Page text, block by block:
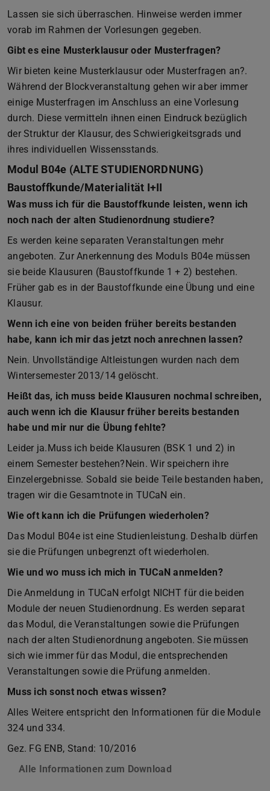
Lassen sie sich überraschen. Hinweise werden immer
vorab im Rahmen der Vorlesungen gegeben.
Gibt es eine Musterklausur oder Musterfragen?
Wir bieten keine Musterklausur oder Musterfragen an?.
Während der Blockveranstaltung gehen wir aber immer
einige Musterfragen im Anschluss an eine Vorlesung
durch. Diese vermitteln ihnen einen Eindruck bezüglich
der Struktur der Klausur, des Schwierigkeitsgrads und
ihres individuellen Wissensstands.
Modul B04e (ALTE STUDIENORDNUNG)
Baustoffkunde/Materialität I+II
Was muss ich für die Baustoffkunde leisten, wenn ich
noch nach der alten Studienordnung studiere?
Es werden keine separaten Veranstaltungen mehr
angeboten. Zur Anerkennung des Moduls B04e müssen
sie beide Klausuren (Baustoffkunde 1 + 2) bestehen.
Früher gab es in der Baustoffkunde eine Übung und eine
Klausur.
Wenn ich eine von beiden früher bereits bestanden
habe, kann ich mir das jetzt noch anrechnen lassen?
Nein. Unvollständige Altleistungen wurden nach dem
Wintersemester 2013/14 gelöscht.
Heißt das, ich muss beide Klausuren nochmal schreiben,
auch wenn ich die Klausur früher bereits bestanden
habe und mir nur die Übung fehlte?
Leider ja.Muss ich beide Klausuren (BSK 1 und 2) in
einem Semester bestehen?Nein. Wir speichern ihre
Einzelergebnisse. Sobald sie beide Teile bestanden haben,
tragen wir die Gesamtnote in TUCaN ein.
Wie oft kann ich die Prüfungen wiederholen?
Das Modul B04e ist eine Studienleistung. Deshalb dürfen
sie die Prüfungen unbegrenzt oft wiederholen.
Wie und wo muss ich mich in TUCaN anmelden?
Die Anmeldung in TUCaN erfolgt NICHT für die beiden
Module der neuen Studienordnung. Es werden separat
das Modul, die Veranstaltungen sowie die Prüfungen
nach der alten Studienordnung angeboten. Sie müssen
sich wie immer für das Modul, die entsprechenden
Veranstaltungen sowie die Prüfung anmelden.
Muss ich sonst noch etwas wissen?
Alles Weitere entspricht den Informationen für die Module
324 und 334.
Gez. FG ENB, Stand: 10/2016
Alle Informationen zum Download